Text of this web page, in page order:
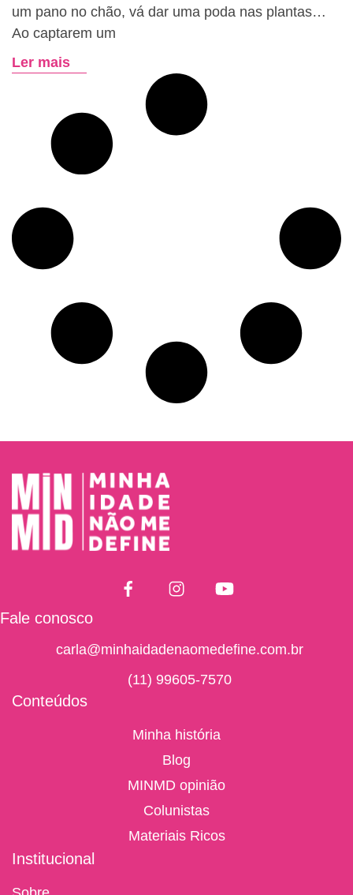
um pano no chão, vá dar uma poda nas plantas…
Ao captarem um
Ler mais
Fale conosco
carla@minhaidadenaomedefine.com.br
(11) 99605-7570
Conteúdos
Minha história
Blog
MINMD opinião
Colunistas
Materiais Ricos
Institucional